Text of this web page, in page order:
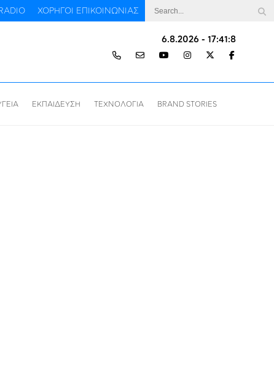
ΧΟΡΗΓΟΙ ΕΠΙΚΟΙΝΩΝΙΑΣ
RADIO
6.8.2026 - 17:41:9
ΕΚΠΑΙΔΕΥΣΗ ΤΕΧΝΟΛΟΓΙΑ BRAND STORIES